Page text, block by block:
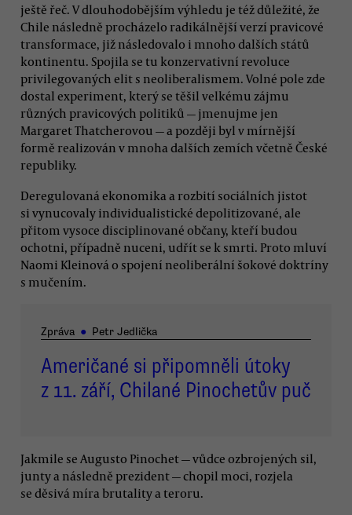
ještě řeč. V dlouhodobějším výhledu je též důležité, že
Chile následně procházelo radikálnější verzí pravicové
transformace, již následovalo i mnoho dalších států
kontinentu. Spojila se tu konzervativní revoluce
privilegovaných elit s neoliberalismem. Volné pole zde
dostal experiment, který se těšil velkému zájmu
různých pravicových politiků — jmenujme jen
Margaret Thatcherovou — a později byl v mírnější
formě realizován v mnoha dalších zemích včetně České
republiky.
Deregulovaná ekonomika a rozbití sociálních jistot
si vynucovaly individualistické depolitizované, ale
přitom vysoce disciplinované občany, kteří budou
ochotni, případně nuceni, udřít se k smrti. Proto mluví
Naomi Kleinová o spojení neoliberální šokové doktríny
s mučením.
Zpráva ● Petr Jedlička
Američané si připomněli útoky
z 11. září, Chilané Pinochetův puč
Jakmile se Augusto Pinochet — vůdce ozbrojených sil,
junty a následně prezident — chopil moci, rozjela
se děsivá míra brutality a teroru.